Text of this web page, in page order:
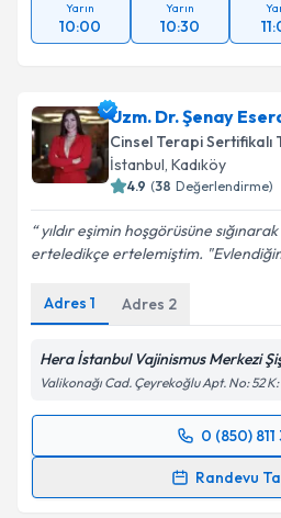
Yarın
10:00
Yarın
10:30
Uzm. Dr. Şenay
Cinsel Terapi Sertifikalı
İstanbul, Kadıköy
4.9 (38 Değerlendirme)
yıldır eşimin hoşgörüsüne
erteledikçe ertelemiştim.
Adres 1 Adres 2
Hera İstanbul Vajinismus Merkezi
Valikonağı Cad. Çeyrekoğlu Apt. No: 52
0 (850) 811
Randevu
Randevu Takvimi Talebi